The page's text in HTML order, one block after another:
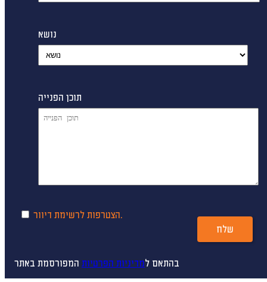
נושא
תוכן הפנייה
הצטרפות לרשימת דיוור.
שלח
בהתאם למדיניות הפרטיות המפורסמת באתר